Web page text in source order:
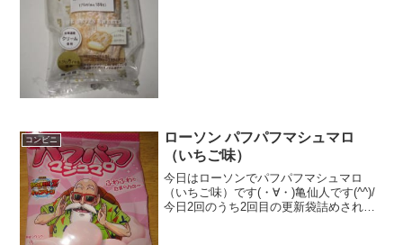
コンビニ
ローソン パフパフマシュマロ
（いちご味）
今日はローソンでパフパフマシュマロ
（いちご味）です(・∀・)亀仙人です(^^)/
今日2回のうち2回目の更新袋詰めされて